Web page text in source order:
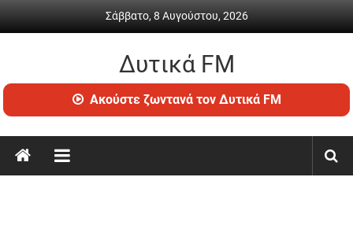
Σάββατο, 8 Αυγούστου, 2026
Δυτικά FM
Ραδιόφωνο
•
ενημέρωση
Ακούστε ζωντανά τον Δυτικά FM